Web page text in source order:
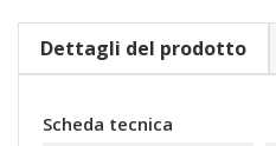
Dettagli del prodotto
Scheda tecnica